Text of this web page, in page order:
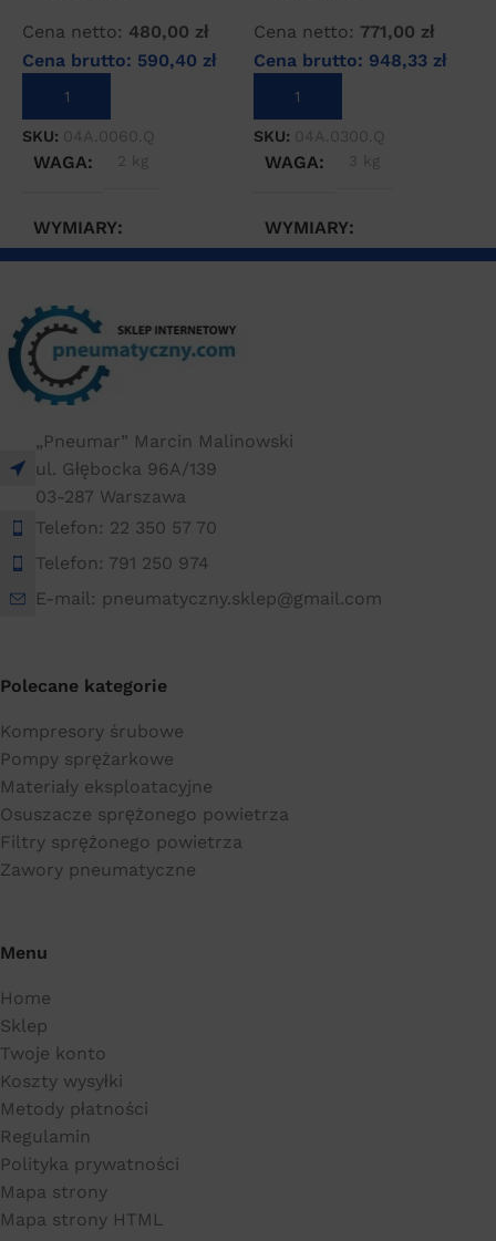
Cena netto: 480,00 zł
Cena brutto: 590,40 zł
DODAJ DO KOSZYKA
SKU: 04A.0060.Q
WAGA 2 kg
WYMIARY
Cena netto: 771,00 zł
Cena brutto: 948,33 zł
DODAJ DO KOSZYKA
SKU: 04A.0300.Q
WAGA 3 kg
WYMIARY
„Pneumar” Marcin Malinowski
ul. Głębocka 96A/139
03-287 Warszawa
Telefon: 22 350 57 70
Telefon: 791 250 974
E-mail: pneumatyczny.sklep@gmail.com
Polecane kategorie
Kompresory śrubowe
Pompy sprężarkowe
Materiały eksploatacyjne
Osuszacze sprężonego powietrza
Filtry sprężonego powietrza
Zawory pneumatyczne
Menu
Home
Sklep
Twoje konto
Koszty wysyłki
Metody płatności
Regulamin
Polityka prywatności
Mapa strony
Mapa strony HTML